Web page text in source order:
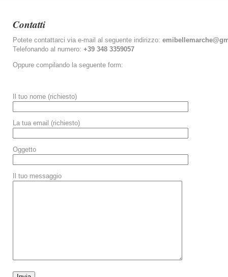
Contatti
Potete contattarci via e-mail al seguente indirizzo:
Telefonando al numero: +39 348 3359057
Oppure compilando la seguente form:
Il tuo nome (richiesto)
La tua email (richiesto)
Oggetto
Il tuo messaggio